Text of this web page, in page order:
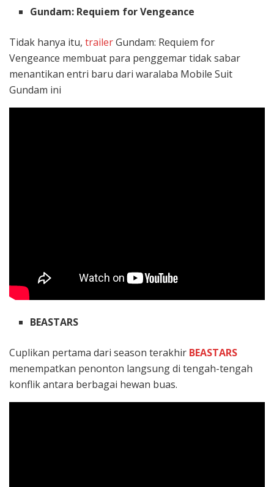
Gundam: Requiem for Vengeance
Tidak hanya itu, trailerGundam: Requiem for
Vengeance membuat para penggemar tidak sabar
menantikan entri baru dari waralaba Mobile Suit
Gundam ini
BEASTARS
Cuplikan pertama dari season terakhir BEASTARS
menempatkan penonton langsung di tengah-tengah
konflik antara berbagai hewan buas.